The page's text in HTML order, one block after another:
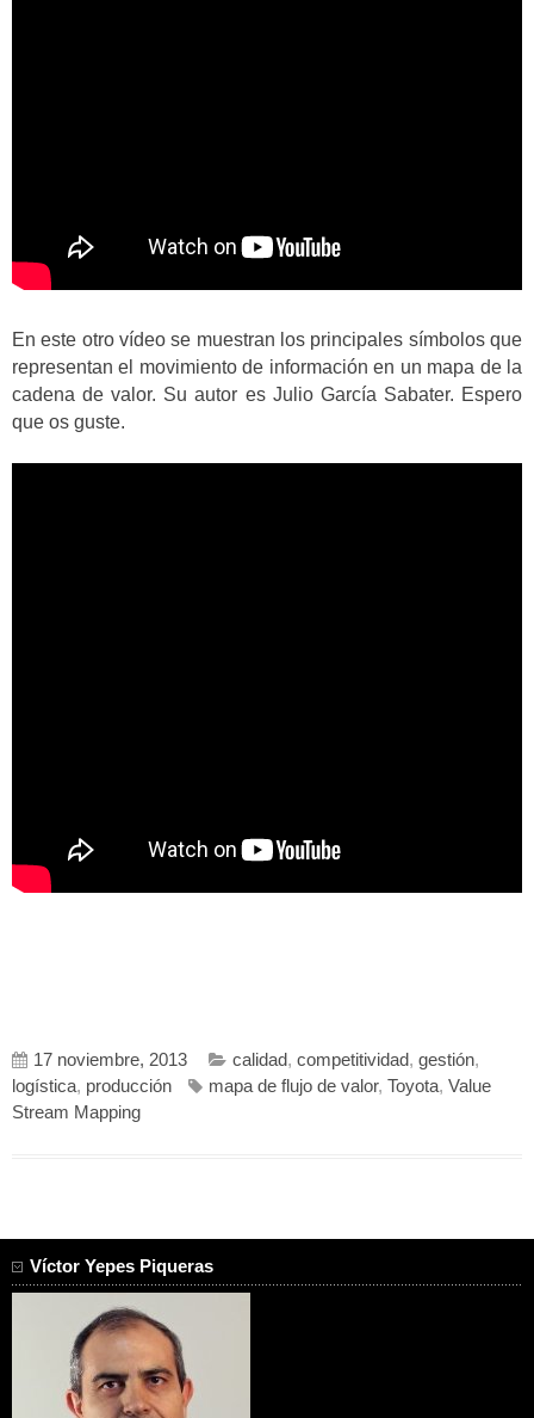
En este otro vídeo se muestran los principales símbolos que
representan el movimiento de información en un mapa de la
cadena de valor. Su autor es Julio García Sabater. Espero
que os guste.
17 noviembre, 2013 calidad, competitividad, gestión,
logística, producción mapa de flujo de valor, Toyota, Value
Stream Mapping
Víctor Yepes Piqueras